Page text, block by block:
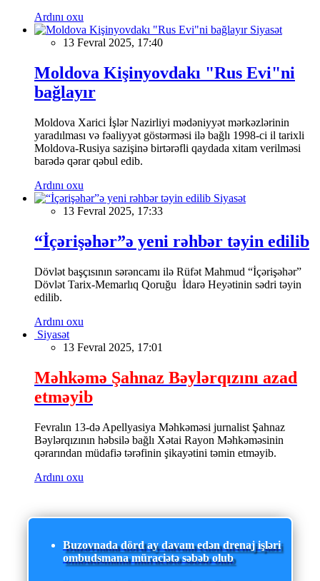
Ardını oxu
Siyasət
13 Fevral 2025, 17:40
Moldova Kişinyovdakı "Rus Evi"ni
bağlayır
Moldova Xarici İşlər Nazirliyi mədəniyyət mərkəzlərinin
yaradılması və fəaliyyət göstərməsi ilə bağlı 1998-ci il tarixli
Moldova-Rusiya sazişinə birtərəfli qaydada xitam verilməsi
barədə qərar qəbul edib.
Ardını oxu
Siyasət
13 Fevral 2025, 17:33
“İçərişəhər”ə yeni rəhbər təyin edilib
Dövlət başçısının sərəncamı ilə Rüfət Mahmud “İçərişəhər”
Dövlət Tarix-Memarlıq Qoruğu İdarə Heyətinin sədri təyin
edilib.
Ardını oxu
Siyasət
13 Fevral 2025, 17:01
Məhkəmə Şahnaz Bəylərqızını azad
etməyib
Fevralın 13-də Apellyasiya Məhkəməsi jurnalist Şahnaz
Bəylərqızının həbsilə bağlı Xətai Rayon Məhkəməsinin
qərarından müdafiə tərəfinin şikayətini təmin etməyib.
Ardını oxu
Buzovnada dörd ay davam edən drenaj işləri
ombudsmana müraciətə səbəb olub